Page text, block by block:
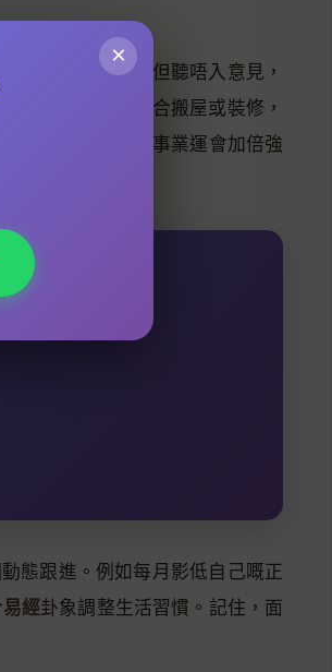
代表說話有魄力但聽唔入意見，
寬嘅人2026年適合搬屋或裝修，
有「王字紋」，事業運會加倍強
態跟進。例如每月影低自己嘅正
易經卦象調整生活習慣。記住，面
×